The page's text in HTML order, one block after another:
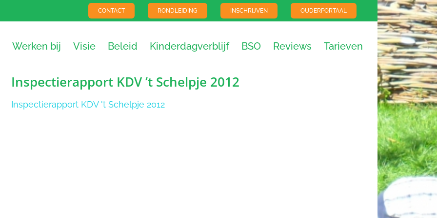
CONTACT RONDLEIDING INSCHRIJVEN OUDERPORTAAL
Werken bij Visie Beleid Kinderdagverblijf BSO Reviews Tarieven
Inspectierapport KDV ’t Schelpje 2012
Inspectierapport KDV 't Schelpje 2012